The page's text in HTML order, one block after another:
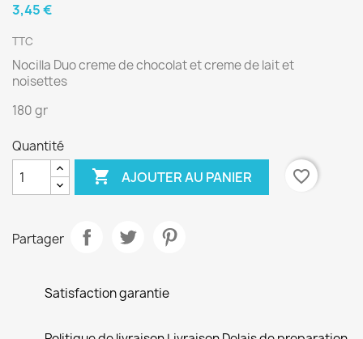
3,45 €
TTC
Nocilla Duo creme de chocolat et creme de lait et
noisettes
180 gr
Quantité
 AJOUTER AU PANIER favorite_border
Partager
Satisfaction garantie